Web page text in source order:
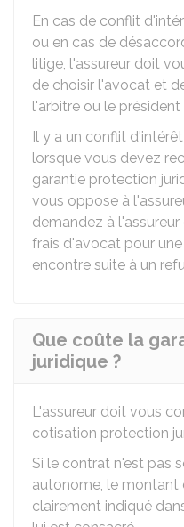
En cas de conflit
ou en cas de
litige, l'assureur doit
de choisir l'avocat et
l'arbitre ou le
Il y a un conflit
lorsque vous devez
garantie protection
vous oppose à
demandez à
frais d'avocat pour
encontre suite à un
Que coûte la
juridique ?
L'assureur doit vous
cotisation protection
Si le contrat n'est pas
autonome, le
clairement indiqué